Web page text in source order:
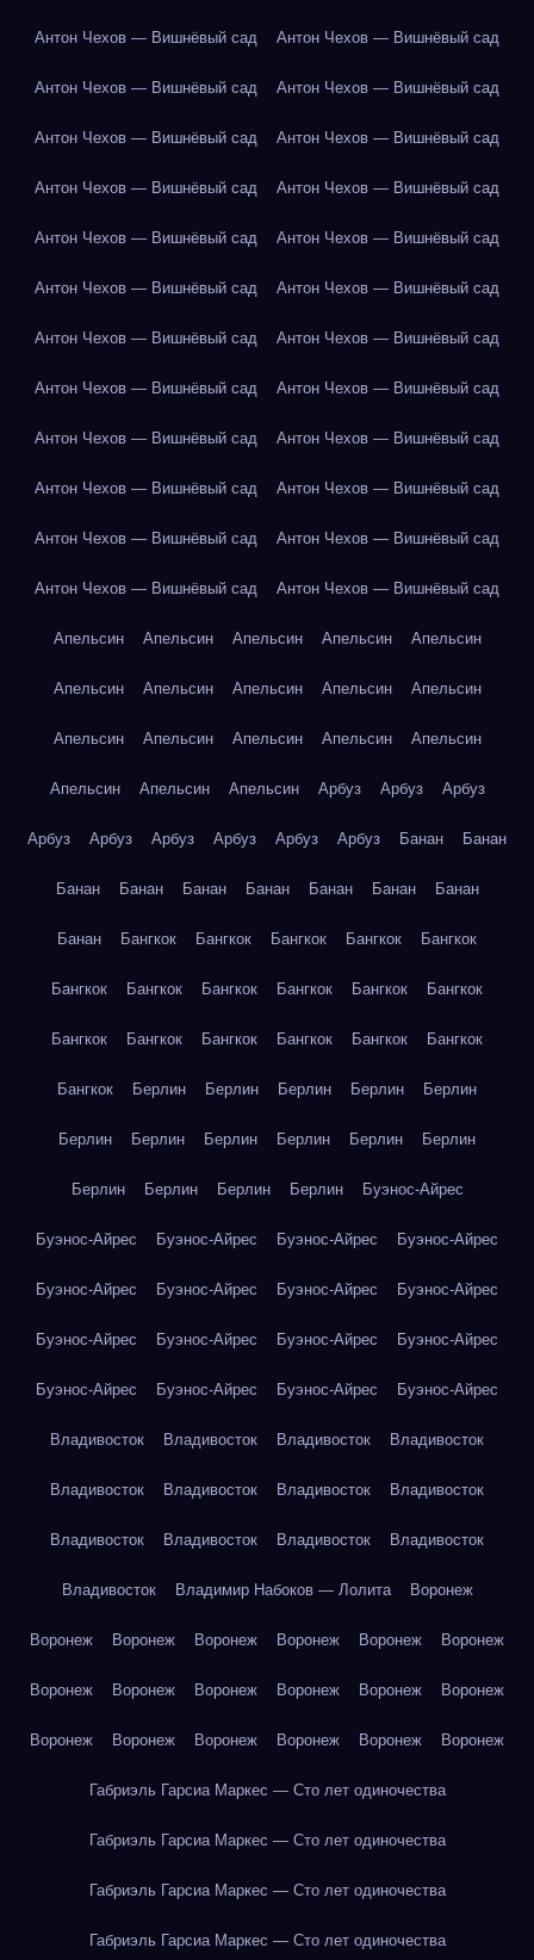
Антон Чехов — Вишнёвый сад Антон Чехов — Вишнёвый сад
Антон Чехов — Вишнёвый сад Антон Чехов — Вишнёвый сад
Антон Чехов — Вишнёвый сад Антон Чехов — Вишнёвый сад
Антон Чехов — Вишнёвый сад Антон Чехов — Вишнёвый сад
Антон Чехов — Вишнёвый сад Антон Чехов — Вишнёвый сад
Антон Чехов — Вишнёвый сад Антон Чехов — Вишнёвый сад
Антон Чехов — Вишнёвый сад Антон Чехов — Вишнёвый сад
Антон Чехов — Вишнёвый сад Антон Чехов — Вишнёвый сад
Антон Чехов — Вишнёвый сад Антон Чехов — Вишнёвый сад
Антон Чехов — Вишнёвый сад Антон Чехов — Вишнёвый сад
Антон Чехов — Вишнёвый сад Антон Чехов — Вишнёвый сад
Антон Чехов — Вишнёвый сад Антон Чехов — Вишнёвый сад
Апельсин Апельсин Апельсин Апельсин Апельсин
Апельсин Апельсин Апельсин Апельсин Апельсин
Апельсин Апельсин Апельсин Апельсин Апельсин
Апельсин Апельсин Апельсин Арбуз Арбуз Арбуз
Арбуз Арбуз Арбуз Арбуз Арбуз Арбуз Банан Банан
Банан Банан Банан Банан Банан Банан Банан
Банан Бангкок Бангкок Бангкок Бангкок Бангкок
Бангкок Бангкок Бангкок Бангкок Бангкок Бангкок
Бангкок Бангкок Бангкок Бангкок Бангкок Бангкок
Бангкок Берлин Берлин Берлин Берлин Берлин
Берлин Берлин Берлин Берлин Берлин Берлин
Берлин Берлин Берлин Берлин Буэнос-Айрес
Буэнос-Айрес Буэнос-Айрес Буэнос-Айрес Буэнос-Айрес
Буэнос-Айрес Буэнос-Айрес Буэнос-Айрес Буэнос-Айрес
Буэнос-Айрес Буэнос-Айрес Буэнос-Айрес Буэнос-Айрес
Буэнос-Айрес Буэнос-Айрес Буэнос-Айрес Буэнос-Айрес
Владивосток Владивосток Владивосток Владивосток
Владивосток Владивосток Владивосток Владивосток
Владивосток Владивосток Владивосток Владивосток
Владивосток Владимир Набоков — Лолита Воронеж
Воронеж Воронеж Воронеж Воронеж Воронеж Воронеж
Воронеж Воронеж Воронеж Воронеж Воронеж Воронеж
Воронеж Воронеж Воронеж Воронеж Воронеж Воронеж
Габриэль Гарсиа Маркес — Сто лет одиночества
Габриэль Гарсиа Маркес — Сто лет одиночества
Габриэль Гарсиа Маркес — Сто лет одиночества
Габриэль Гарсиа Маркес — Сто лет одиночества